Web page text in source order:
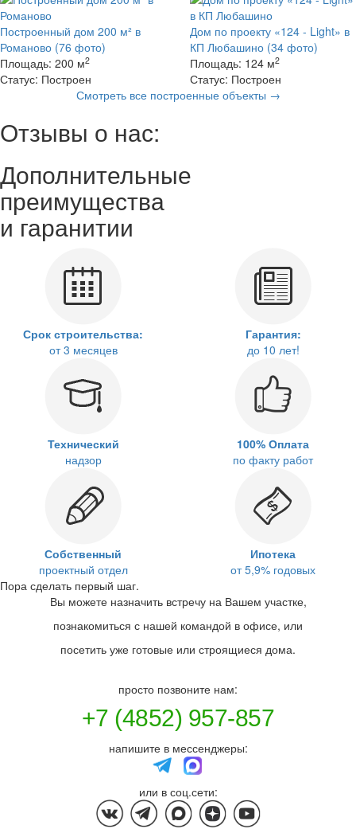
Построенный дом 200 м² в
Романово (76 фото)
Площадь: 200 м2
Статус: Построен
Дом по проекту «124 - Light» в
КП Любашино (34 фото)
Площадь: 124 м2
Статус: Построен
Смотреть все построенные объекты →
Отзывы о нас:
Дополнительные
преимущества
и гаранитии
Срок строительства:
от 3 месяцев
Гарантия:
до 10 лет!
Технический
надзор
100% Оплата
по факту работ
Собственный
проектный отдел
Ипотека
от 5,9% годовых
Пора сделать первый шаг.
Вы можете назначить встречу на Вашем участке,
познакомиться с нашей командой в офисе, или
посетить уже готовые или строящиеся дома.
просто позвоните нам:
+7 (4852) 957-857
напишите в мессенджеры:
или в соц.сети: